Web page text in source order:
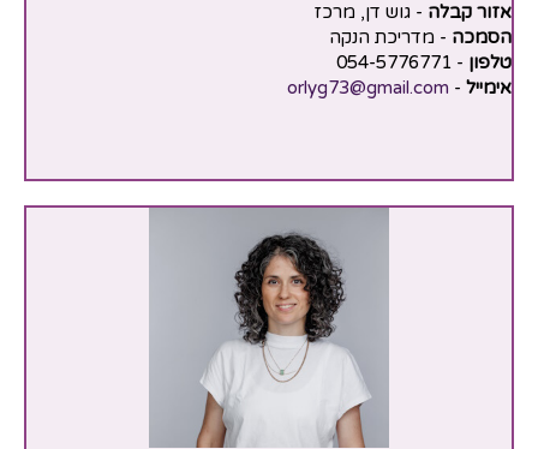
אזור קבלה - גוש דן, מרכז
הסמכה - מדריכת הנקה
טלפון - 054-5776771
אימייל -
orlyg73@gmail.com